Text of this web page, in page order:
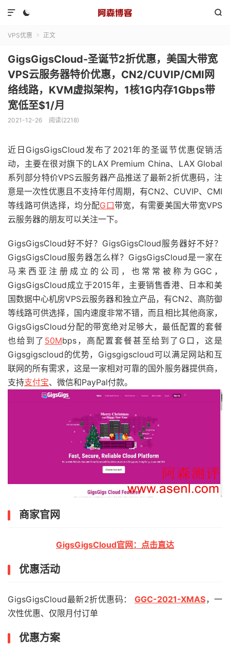
 

VPS优惠  正文
GigsGigsCloud-圣诞节2折优惠，美国大带宽
VPS云服务器特价优惠，CN2/CUVIP/CMI网
络线路，KVM虚拟架构，1核1G内存1Gbps带
宽低至$1/月
2021-12-26 阅读(2218)
近日GigsGigsCloud发布了2021年的圣诞节优惠促销活
动，主要在很对旗下的LAX Premium China、LAX Global
系列部分特价VPS云服务器产品推送了最新2折优惠码，注
意是一次性优惠且不支持年付周期，有CN2、CUVIP、CMI
等线路可供选择，均分配G口带宽，有需要美国大带宽VPS
云服务器的朋友可以关注一下。
GigsGigsCloud好不好？GigsGigsCloud服务器好不好？
GigsGigsCloud服务器怎么样？GigsGigsCloud是一家在
马来西亚注册成立的公司，也常常被称为GGC，
GigsGigsCloud成立于2015年，主要销售香港、日本和美
国数据中心机房VPS云服务器和独立产品，有CN2、高防御
等线路可供选择，国内速度非常不错，而且相比其他商家，
GigsGigsCloud分配的带宽绝对足够大，最低配置的套餐
也给到了 50Mbps，高配置套餐甚至给到了G口，这是
Gigsgigscloud的优势，Gigsgigscloud可以满足网站和互
联网的所有需求，这是一家相对可靠的国外服务器提供商，
支持支付宝、微信和PayPal付款。
商家官网
GigsGigsCloud官网：点击直达
优惠活动
GigsGigsCloud最新2折优惠码： GGC-2021-XMAS，一
次性优惠、仅限月付订单
优惠方案